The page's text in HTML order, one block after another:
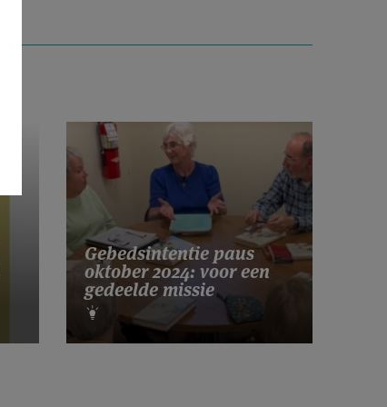
Gebedsintentie paus
oktober 2024: voor een
gedeelde missie